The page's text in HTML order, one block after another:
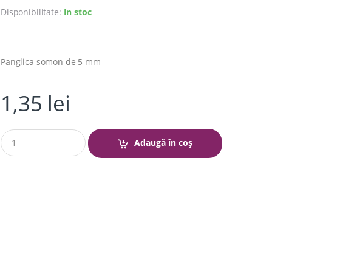
Disponibilitate: In stoc
Panglica somon de 5 mm
1,35 lei
Q
u
Adaugă în coș